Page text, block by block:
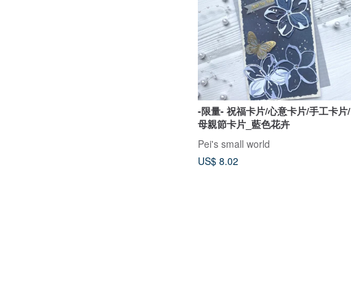
-限量- 祝福卡片/心意卡片/手工卡片/
母親節卡片_藍色花卉
Pei's small world
US$ 8.02